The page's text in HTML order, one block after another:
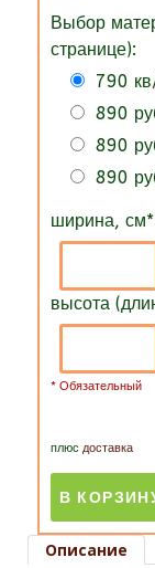
Выбор
странице):
790
890
890
890
ширина, см*
высота
* Обязательный
плюс доставка
Описание